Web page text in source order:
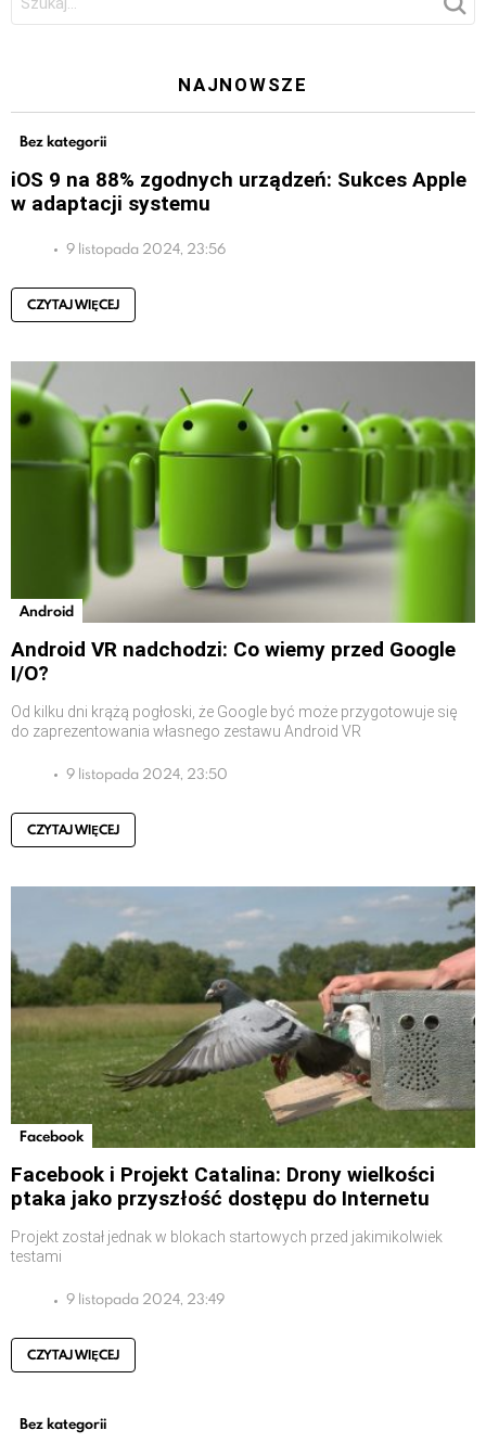
NAJNOWSZE
Bez kategorii
iOS 9 na 88% zgodnych urządzeń: Sukces Apple
w adaptacji systemu
9 listopada 2024, 23:56
CZYTAJ WIĘCEJ
Android
Android VR nadchodzi: Co wiemy przed Google
I/O?
Od kilku dni krążą pogłoski, że Google być może przygotowuje się
do zaprezentowania własnego zestawu Android VR
9 listopada 2024, 23:50
CZYTAJ WIĘCEJ
Facebook
Facebook i Projekt Catalina: Drony wielkości
ptaka jako przyszłość dostępu do Internetu
Projekt został jednak w blokach startowych przed jakimikolwiek
testami
9 listopada 2024, 23:49
CZYTAJ WIĘCEJ
Bez kategorii